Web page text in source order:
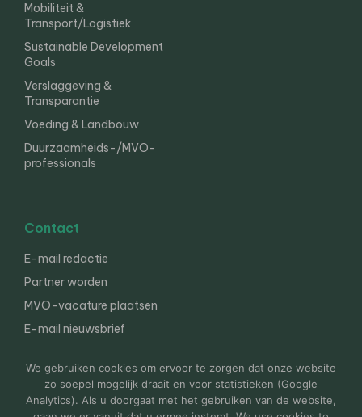
Mobiliteit &
Transport/Logistiek
Sustainable Development
Goals
Verslaggeving &
Transparantie
Voeding & Landbouw
Duurzaamheids-/MVO-
professionals
Contact
E-mail redactie
Partner worden
MVO-vacature plaatsen
E-mail nieuwsbrief
We gebruiken cookies om ervoor te zorgen dat onze website
zo soepel mogelijk draait en voor statistieken (Google
Analytics). Als u doorgaat met het gebruiken van de website,